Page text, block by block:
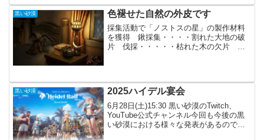
門共有で統合生活名声値の...
黒い砂漠 色褪せた自然の外皮です
採集活動で「ノストスの星」の製作材料
を獲得 鍬採集・・・・割れた大地の破
片 伐採・・・・・枯れた木の欠片 樹
し・・・・色褪せた自然の外皮今回は
な...
黒い砂漠 2025ハイデル宴会
6月28日(土)15:30 黒い砂漠のTwitch、
YouTube公式チャンネル今回も今後の黒
い砂漠における様々な発表があるのでし